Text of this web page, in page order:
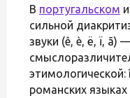
В португальском и
сильной
звуки (ê, è, ë, ï, ã)
этимологической:
романских